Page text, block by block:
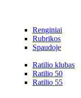
Renginiai
Rubrikos
Spaudoje
Ratilio klubas
Ratilio 50
Ratilio 55